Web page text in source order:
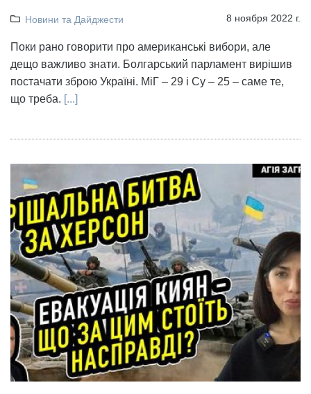
Новини та Дайджести 8 ноября 2022 г.
Поки рано говорити про американські вибори, але
дещо важливо знати. Болгарський парламент вирішив
постачати зброю Україні. МіГ – 29 і Су – 25 – саме те,
що треба. [...]